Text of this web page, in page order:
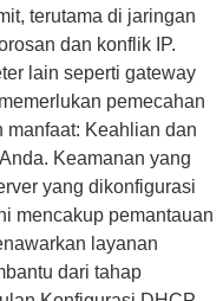
terutama di jaringan
dan konflik IP.
lain seperti gateway
pemecahan
Keahlian dan
Keamanan yang
yang dikonfigurasi
mencakup pemantauan
layanan
dari tahap